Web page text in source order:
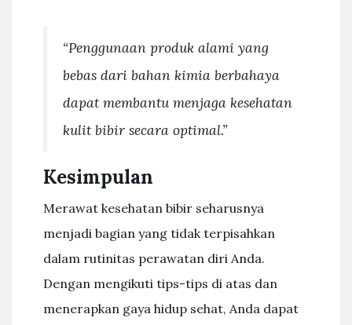
“Penggunaan produk alami yang
bebas dari bahan kimia berbahaya
dapat membantu menjaga kesehatan
kulit bibir secara optimal.”
Kesimpulan
Merawat kesehatan bibir seharusnya
menjadi bagian yang tidak terpisahkan
dalam rutinitas perawatan diri Anda.
Dengan mengikuti tips-tips di atas dan
menerapkan gaya hidup sehat, Anda dapat